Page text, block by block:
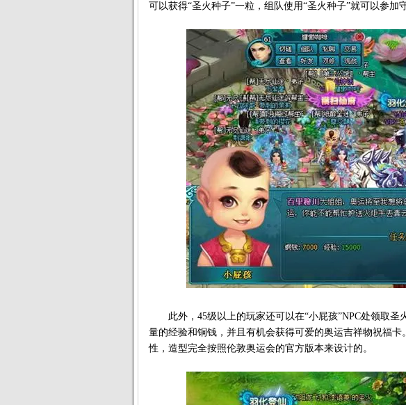
可以获得“圣火种子”一粒，组队使用“圣火种子”就可以参加
此外，45级以上的玩家还可以在“小屁孩”NPC处领取圣
量的经验和铜钱，并且有机会获得可爱的奥运吉祥物祝福
性，造型完全按照伦敦奥运会的官方版本来设计的。